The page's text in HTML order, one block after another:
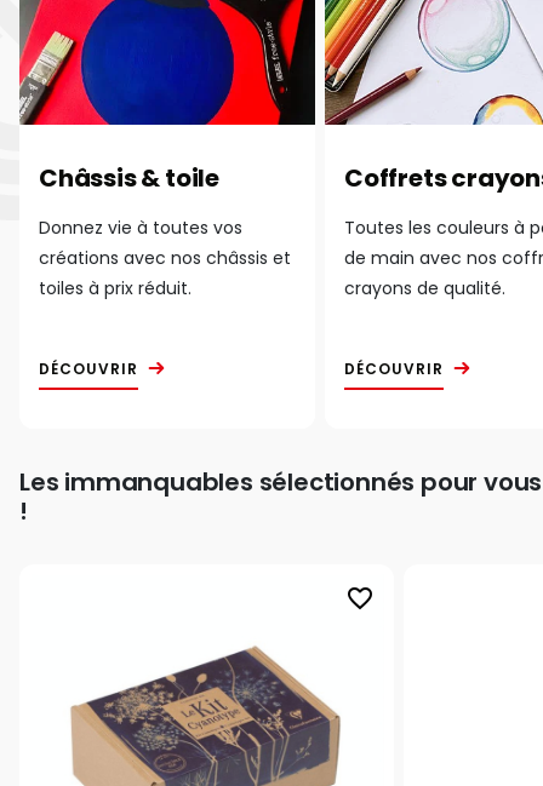
Châssis & toile
Donnez vie à toutes vos
créations avec nos châssis et
toiles à prix réduit.
DÉCOUVRIR
Coffrets
Toutes les couleurs à
de main avec nos
crayons de qualité.
DÉCOUVRIR
Les immanquables sélectionnés pour vous
!
favorite_border